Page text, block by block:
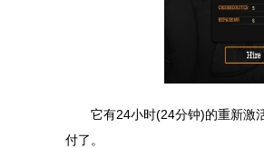
它有24小时(24分钟)的重新激
付了。